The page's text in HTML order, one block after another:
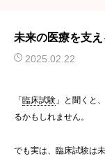
未来の医療を支え
2025.02.22
「臨床試験 」と聞くと
るかもしれません。
でも実は、臨床試験は